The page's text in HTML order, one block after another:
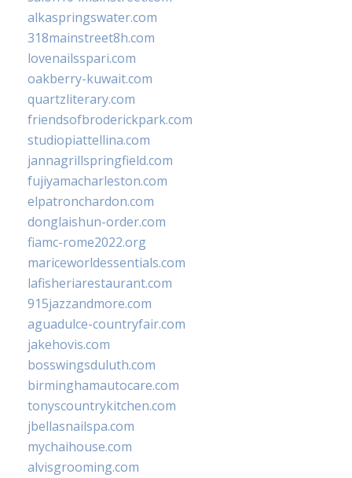
alkaspringswater.com
318mainstreet8h.com
lovenailsspari.com
oakberry-kuwait.com
quartzliterary.com
friendsofbroderickpark.com
studiopiattellina.com
jannagrillspringfield.com
fujiyamacharleston.com
elpatronchardon.com
donglaishun-order.com
fiamc-rome2022.org
mariceworldessentials.com
lafisheriarestaurant.com
915jazzandmore.com
aguadulce-countryfair.com
jakehovis.com
bosswingsduluth.com
birminghamautocare.com
tonyscountrykitchen.com
jbellasnailspa.com
mychaihouse.com
alvisgrooming.com